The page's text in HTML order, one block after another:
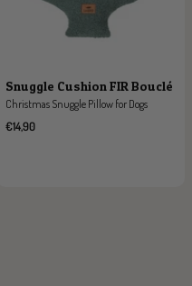
Snuggle Cushion FIR Bouclé
Christmas Snuggle Pillow for Dogs
Sale
€14,90